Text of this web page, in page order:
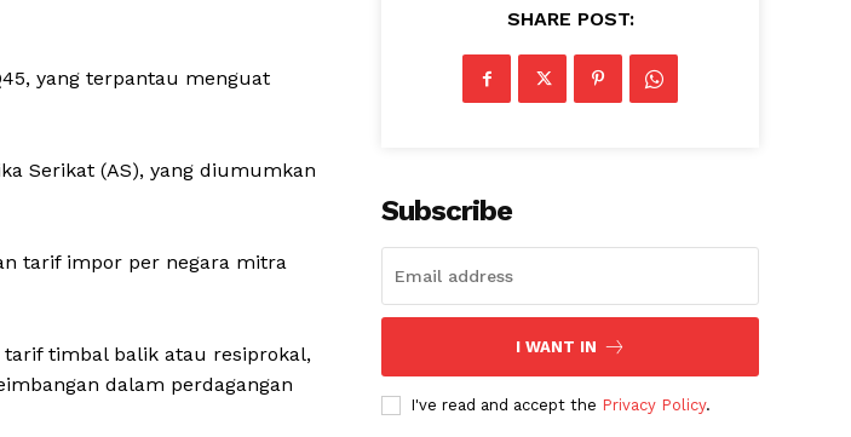
yang terpantau menguat
Serikat (AS), yang diumumkan
tarif impor per negara mitra
timbal balik atau resiprokal,
dalam perdagangan
SHARE POST:
Subscribe
I WANT IN
I've read and accept the Privacy Policy.